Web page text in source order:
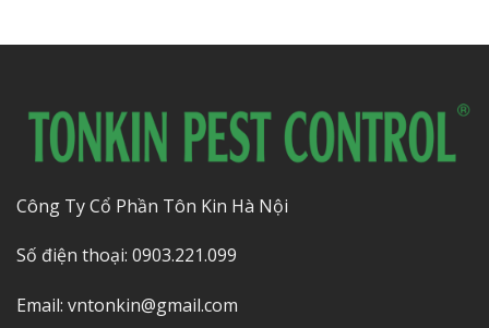
Công Ty Cổ Phần Tôn Kin Hà Nội
Số điện thoại: 0903.221.099
Email: vntonkin@gmail.com